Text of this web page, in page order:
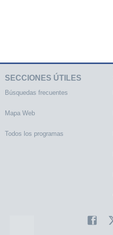
SECCIONES ÚTILES
Búsquedas frecuentes
Mapa Web
Todos los programas